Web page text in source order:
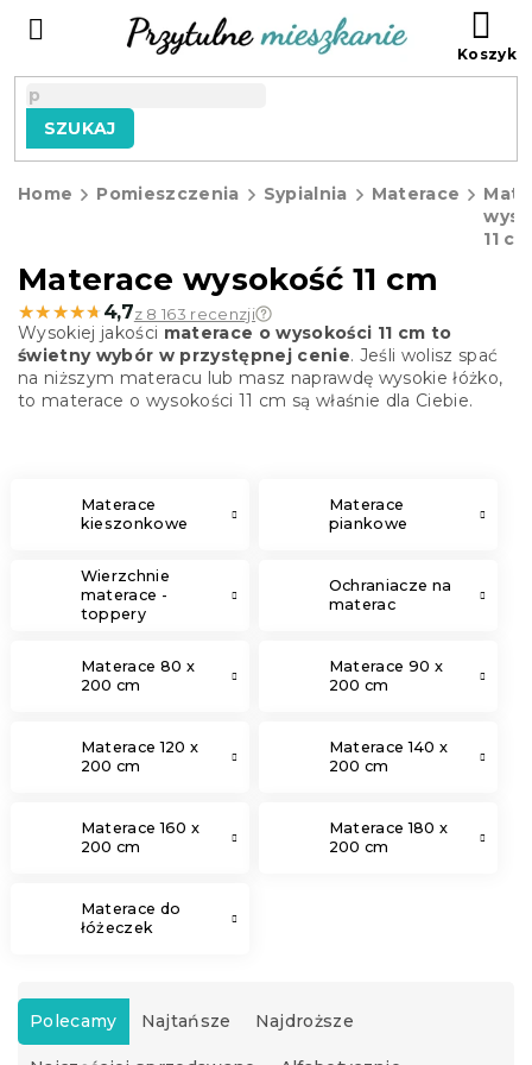
SZUKAJ
Home Pomieszczenia Sypialnia Materace
11 cm
Materace wysokość 11 cm
★★★★★
★★★★★ 4,7z 8 163 recenzji
Wysokiej jakości materace o wysokości 11 cm to
świetny wybór w przystępnej cenie. Jeśli wolisz spać
na niższym materacu lub masz naprawdę wysokie łóżko,
to materace o wysokości 11 cm są właśnie dla Ciebie.
Materace
kieszonkowe
Materace
piankowe
Wierzchnie
materace -
toppery
Ochraniacze na
materac
Materace 80 x
200 cm
Materace 90 x
200 cm
Materace 120 x
200 cm
Materace 140 x
200 cm
Materace 160 x
200 cm
Materace 180 x
200 cm
Materace do
łóżeczek
S
o
r
Polecamy Najtańsze Najdroższe